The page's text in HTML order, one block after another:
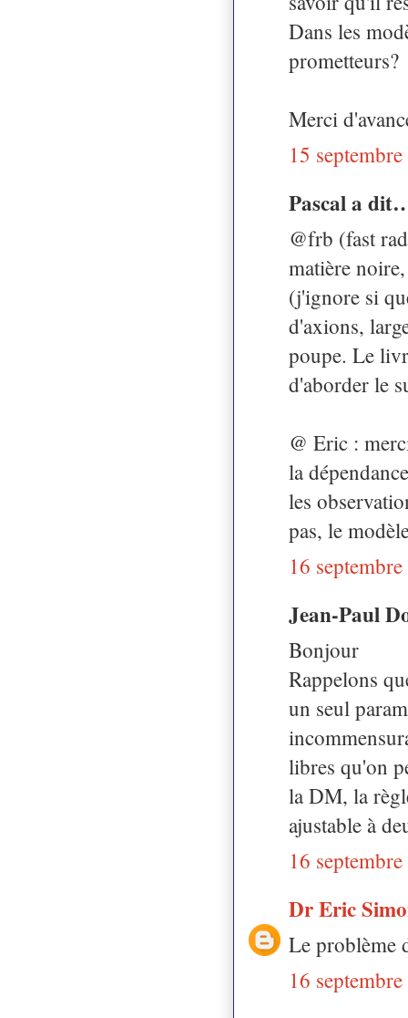
Dans les
prometteurs?
Merci
15
Pascal a
@frb (fast
matière
(j'ignore si
d'axions,
poupe. Le
d'aborder le
@ Eric :
la
les
pas, le
16
Jean-Paul
Bonjour
Rappelons
un seul
libres qu'on
la DM, la
ajustable à
16
Dr Eric
Le problème
16